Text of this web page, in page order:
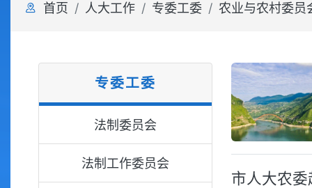
首页 人大工作 专委工委 农业与农村委员
专委工委
法制委员会
法制工作委员会
市人大农